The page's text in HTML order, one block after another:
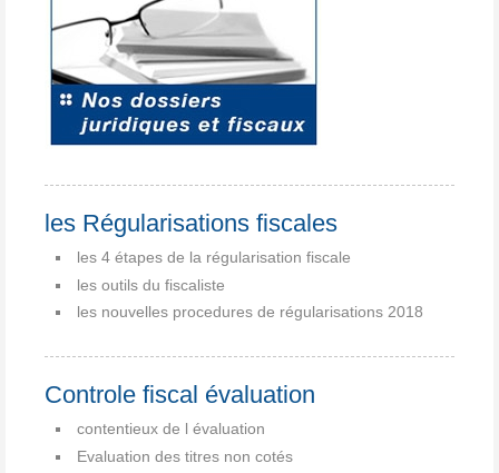
les Régularisations fiscales
les 4 étapes de la régularisation fiscale
les outils du fiscaliste
les nouvelles procedures de régularisations 2018
Controle fiscal évaluation
contentieux de l évaluation
Evaluation des titres non cotés